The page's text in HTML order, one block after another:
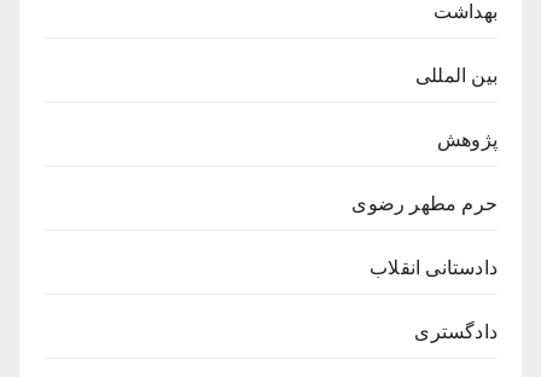
بهداشت
بین المللی
پژوهش
حرم مطهر رضوی
دادستانی انقلاب
دادگستری